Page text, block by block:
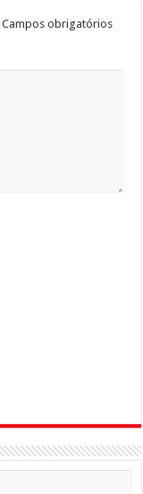
Campos obrigatórios